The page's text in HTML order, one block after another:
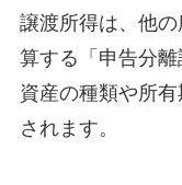
譲渡所得は、他
算する「申告分
資産の種類や所
されます。